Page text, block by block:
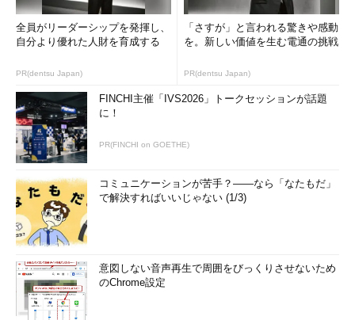
全員がリーダーシップを発揮し、
自分より優れた人財を育成する
PR(dentsu Japan)
「さすが」と言われる驚きや感動
を。新しい価値を生む電通の挑戦
PR(dentsu Japan)
FINCHI主催「IVS2026」トークセッションが話題
に！
PR(FINCHI on GOETHE)
コミュニケーションが苦手？――なら「なたもだ」
で解決すればいいじゃない (1/3)
意図しない音声再生で周囲をびっくりさせないため
のChrome設定